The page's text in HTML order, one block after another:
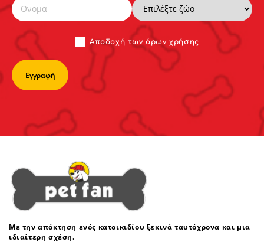
Αποδoχή τωνόρων χρήσης
Με την απόκτηση ενός κατοικιδίου ξεκινά ταυτόχρονα και μια
ιδιαίτερη σχέση.